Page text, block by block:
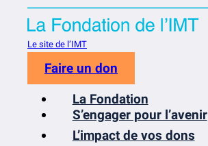
Le site de l’IMT
Faire un don
La Fondation
S’engager pour l’avenir
L’impact de vos dons